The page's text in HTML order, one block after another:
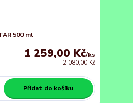
500 ml
2 080,00 Kč
1 259,00 Kč/ks
Přidat do košíku